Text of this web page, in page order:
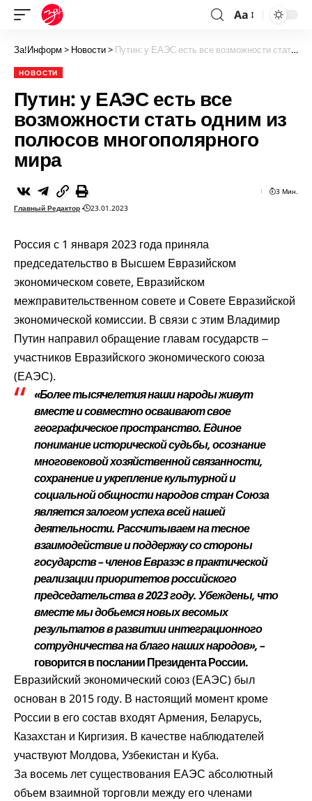
Aa
За!Информ > Новости> Путин: у ЕАЭС есть все возможности стать одним из полюсов многополярного мира
НОВОСТИ
Путин: у ЕАЭС есть все
возможности стать одним из
полюсов многополярного
мира
Главный Редактор 23.01.2023
3 Мин.
Россия с 1 января 2023 года приняла
председательство в Высшем Евразийском
экономическом совете, Евразийском
межправительственном совете и Совете Евразийской
экономической комиссии. В связи с этим Владимир
Путин направил обращение главам государств ‒
участников Евразийского экономического союза
(ЕАЭС).
«Более тысячелетия наши народы живут
вместе и совместно осваивают свое
географическое пространство. Единое
понимание исторической судьбы, осознание
многовековой хозяйственной связанности,
сохранение и укрепление культурной и
социальной общности народов стран Союза
является залогом успеха всей нашей
деятельности. Рассчитываем на тесное
взаимодействие и поддержку со стороны
государств – членов Евразэс в практической
реализации приоритетов российского
председательства в 2023 году. Убеждены, что
вместе мы добьемся новых весомых
результатов в развитии интеграционного
сотрудничества на благо наших народов», –
говорится в послании Президента России.
Евразийский экономический союз (ЕАЭС) был
основан в 2015 году. В настоящий момент кроме
России в его состав входят Армения, Беларусь,
Казахстан и Киргизия. В качестве наблюдателей
участвуют Молдова, Узбекистан и Куба.
За восемь лет существования ЕАЭС абсолютный
объем взаимной торговли между его членами